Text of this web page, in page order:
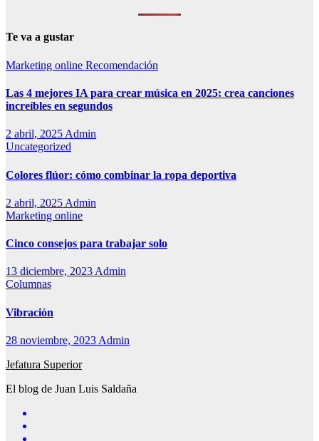
Te va a gustar
Marketing online Recomendación
Las 4 mejores IA para crear música en 2025: crea canciones
increíbles en segundos
2 abril, 2025 Admin
Uncategorized
Colores flúor: cómo combinar la ropa deportiva
2 abril, 2025 Admin
Marketing online
Cinco consejos para trabajar solo
13 diciembre, 2023 Admin
Columnas
Vibración
28 noviembre, 2023 Admin
Jefatura Superior
El blog de Juan Luis Saldaña